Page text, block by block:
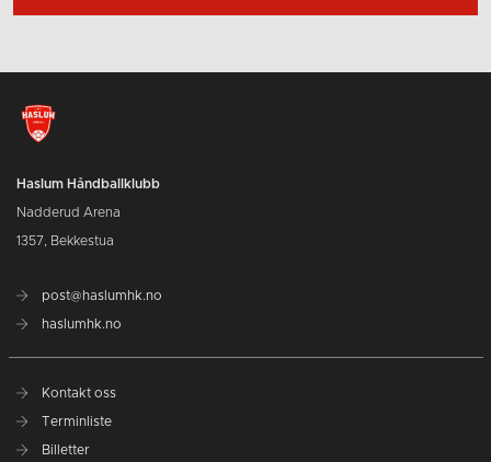
Haslum Håndballklubb
Nadderud Arena
1357, Bekkestua
post@haslumhk.no
haslumhk.no
Kontakt oss
Terminliste
Billetter